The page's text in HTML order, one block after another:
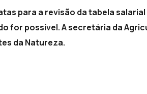
para a revisão da tabela
for possível. A secretária da
da Natureza.